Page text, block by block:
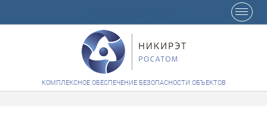
КОМПЛЕКСНОЕ ОБЕСПЕЧЕНИЕ БЕЗОПАСНОСТИ ОБЪЕКТОВ